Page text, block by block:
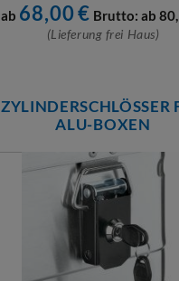
ab 68,00€ Brutto: ab
(Lieferung frei Haus)
ZYLINDERSCHLÖSSER
ALU-BOXEN